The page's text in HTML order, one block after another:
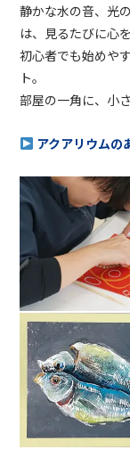
静かな水の音、光
は、見るたびに心
初心者でも始めや
ト。
部屋の一角に、小
アクアリウムの